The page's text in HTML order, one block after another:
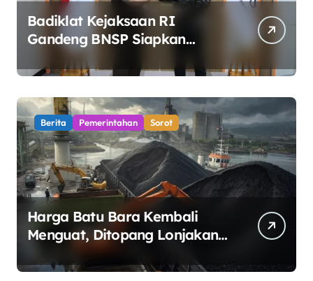
Badiklat Kejaksaan RI
Gandeng BNSP Siapkan
Sertifikasi Profesi Jaksa
Berita Pemerintahan Sorot
Harga Batu Bara Kembali
Menguat, Ditopang Lonjakan
Harga Minyak dan Pasokan
Ketat di China